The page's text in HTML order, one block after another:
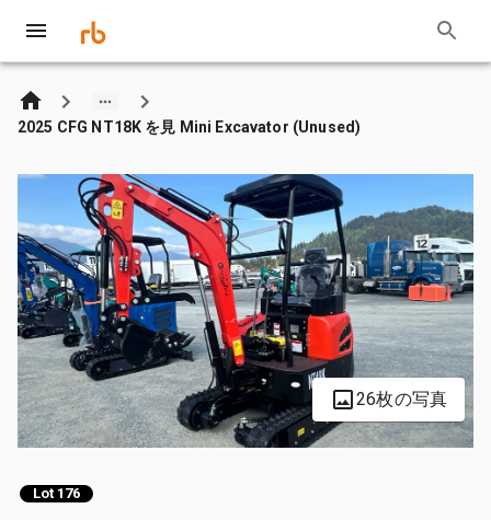
2025 CFG NT18K を見 Mini Excavator (Unused)
26枚の写真
Lot 176